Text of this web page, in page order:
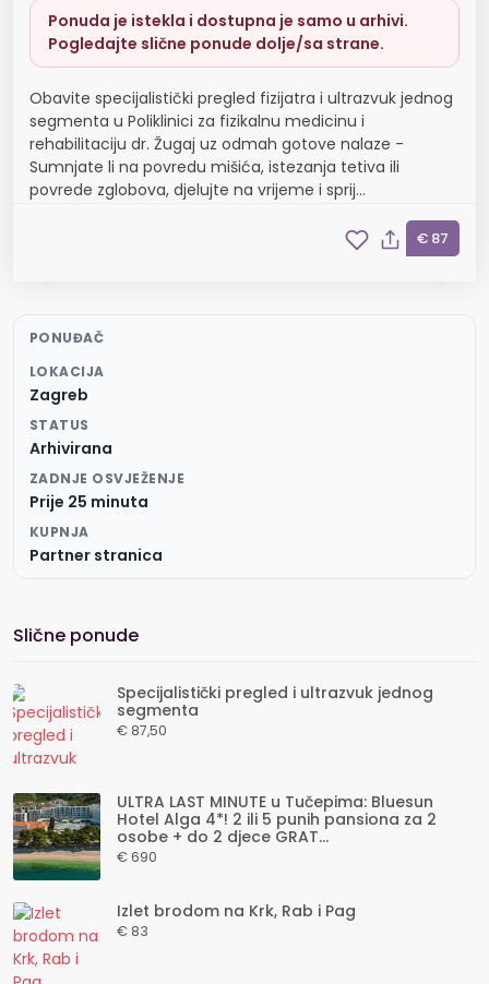
Ponuda je istekla i dostupna je samo u arhivi.
Pogledajte slične ponude dolje/sa strane.
Obavite specijalistički pregled fizijatra i ultrazvuk jednog
segmenta u Poliklinici za fizikalnu medicinu i
rehabilitaciju dr. Žugaj uz odmah gotove nalaze -
Sumnjate li na povredu mišića, istezanja tetiva ili
povrede zglobova, djelujte na vrijeme i sprij...
€ 87
PONUĐAČ
LOKACIJA
Zagreb
STATUS
Arhivirana
ZADNJE OSVJEŽENJE
Prije 25 minuta
KUPNJA
Partner stranica
Slične ponude
Specijalistički pregled i ultrazvuk jednog
segmenta
€ 87,50
ULTRA LAST MINUTE u Tučepima: Bluesun
Hotel Alga 4*! 2 ili 5 punih pansiona za 2
osobe + do 2 djece GRAT...
€ 690
Izlet brodom na Krk, Rab i Pag
€ 83